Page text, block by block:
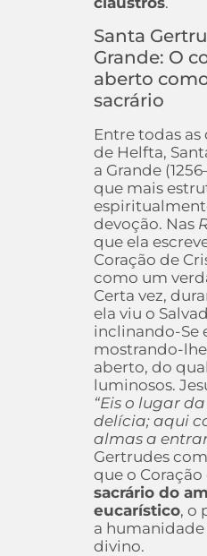
Santa
Grande: O
aberto
sacrário
Entre todas
de Helfta,
a Grande
que mais
devoção. Nas
que ela
Coração de
como um
Certa vez,
ela viu o
inclinando-Se
mostrando-
aberto, do
luminosos.
“Eis o lugar
delícia; aqui
almas a
Gertrudes
que o Coração
sacrário do
eucarístico, o
a
divino.